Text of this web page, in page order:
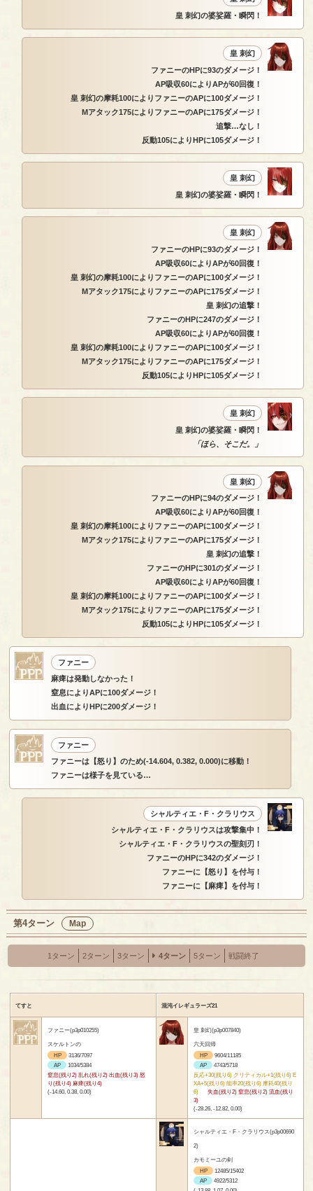
皇 刺幻の婆娑羅・瞬閃！
皇 刺幻
ファニーのHPに93のダメージ！
AP吸収60によりAPが60回復！
皇 刺幻の摩耗100によりファニーのAPに100ダメージ！
Mアタック175によりファニーのAPに175ダメージ！
追撃…なし！
反動105によりHPに105ダメージ！
皇 刺幻
皇 刺幻の婆娑羅・瞬閃！
皇 刺幻
ファニーのHPに93のダメージ！
AP吸収60によりAPが60回復！
皇 刺幻の摩耗100によりファニーのAPに100ダメージ！
Mアタック175によりファニーのAPに175ダメージ！
皇 刺幻の追撃！
ファニーのHPに247のダメージ！
AP吸収60によりAPが60回復！
皇 刺幻の摩耗100によりファニーのAPに100ダメージ！
Mアタック175によりファニーのAPに175ダメージ！
反動105によりHPに105ダメージ！
皇 刺幻
皇 刺幻の婆娑羅・瞬閃！
「ほら、そこだ。」
皇 刺幻
ファニーのHPに94のダメージ！
AP吸収60によりAPが60回復！
皇 刺幻の摩耗100によりファニーのAPに100ダメージ！
Mアタック175によりファニーのAPに175ダメージ！
皇 刺幻の追撃！
ファニーのHPに301のダメージ！
AP吸収60によりAPが60回復！
皇 刺幻の摩耗100によりファニーのAPに100ダメージ！
Mアタック175によりファニーのAPに175ダメージ！
反動105によりHPに105ダメージ！
ファニー
麻痺は発動しなかった！
窒息によりAPに100ダメージ！
出血によりHPに200ダメージ！
ファニー
ファニーは【怒り】のため(-14.604, 0.382, 0.000)に移動！
ファニーは様子を見ている…
シャルティエ・F・クラリウス
シャルティエ・F・クラリウスは攻撃集中！
シャルティエ・F・クラリウスの聖刻刃！
ファニーのHPに342のダメージ！
ファニーに【怒り】を付与！
ファニーに【麻痺】を付与！
第4ターン Map
1ターン 2ターン 3ターン 4ターン 5ターン 戦闘終了
てすと 混沌イレギュラーズ21
ファニー(p3p010255)
スケルトンの
HP
3136/7097
AP
1034/5384
窒息(残り2) 乱れ(残り2) 出血(残り3) 怒
り(残り4) 麻痺(残り4)
(-14.60, 0.38, 0.00)
皇 刺幻(p3p007840)
六天回帰
HP
9604/11185
AP
4743/5718
反応+30(残り6) クリティカル+1(残り6) E
XA+5(残り6) 能率20(残り6) 摩耗40(残り
6)
失血(残り2) 窒息(残り2) 流血(残り
3)
(-28.26, -12.82, 0.00)
シャルティエ・F・クラリウス(p3p00690
2)
カモミーユの剣
HP
12485/15402
AP
4922/5312